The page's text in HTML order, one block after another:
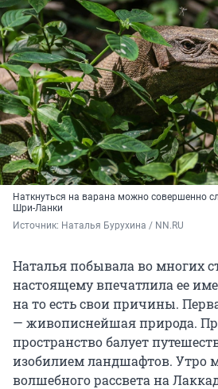
Наткнуться на варана можно совершенно
Шри-Ланки
Источник: Наталья Бурухина / NN.RU
Наталья побывала во многих
настоящему впечатлила ее
на то есть свои причины.
— живописнейшая природа.
пространство балует
изобилием ландшафтов. Утро
волшебного рассвета на